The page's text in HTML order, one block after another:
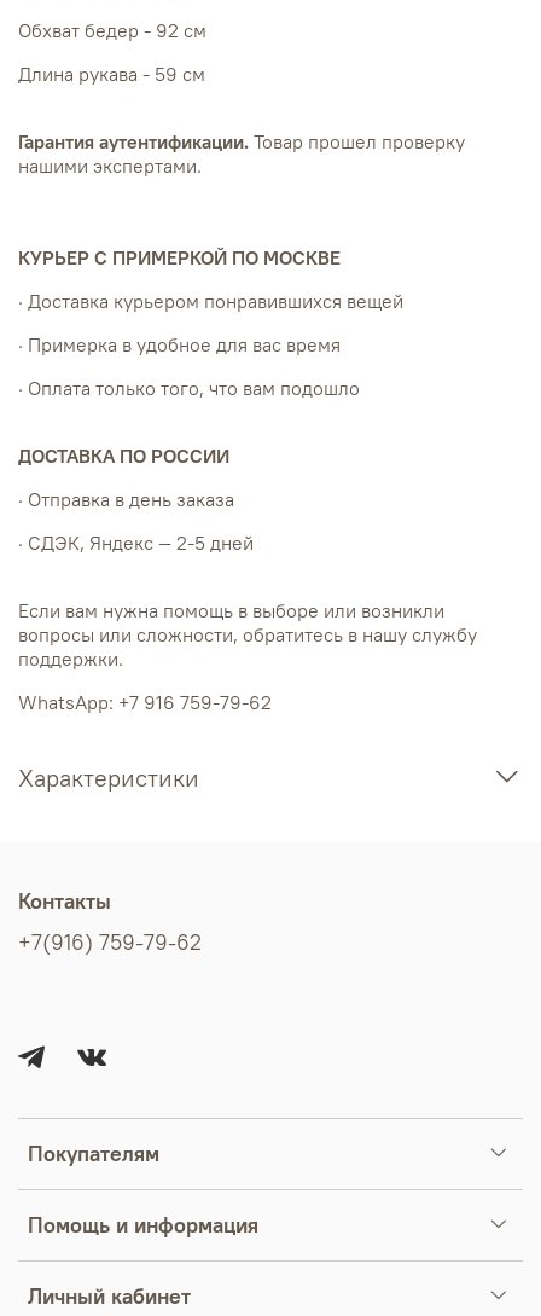
Обхват бедер - 92 см
Длина рукава - 59 см
Гарантия аутентификации. Товар прошел проверку
нашими экспертами.
КУРЬЕР С ПРИМЕРКОЙ ПО МОСКВЕ
· Доставка курьером понравившихся вещей
· Примерка в удобное для вас время
· Оплата только того, что вам подошло
ДОСТАВКА ПО РОССИИ
· Отправка в день заказа
· СДЭК, Яндекс — 2-5 дней
Если вам нужна помощь в выборе или возникли
вопросы или сложности, обратитесь в нашу службу
поддержки.
WhatsApp: +7 916 759-79-62
Характеристики
Покупателям
Помощь и информация
Личный кабинет
Контакты
+7(916) 759-79-62